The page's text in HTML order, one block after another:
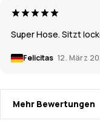
Super Hose. Sitzt
Felicitas 12. März
Mehr Bewertungen